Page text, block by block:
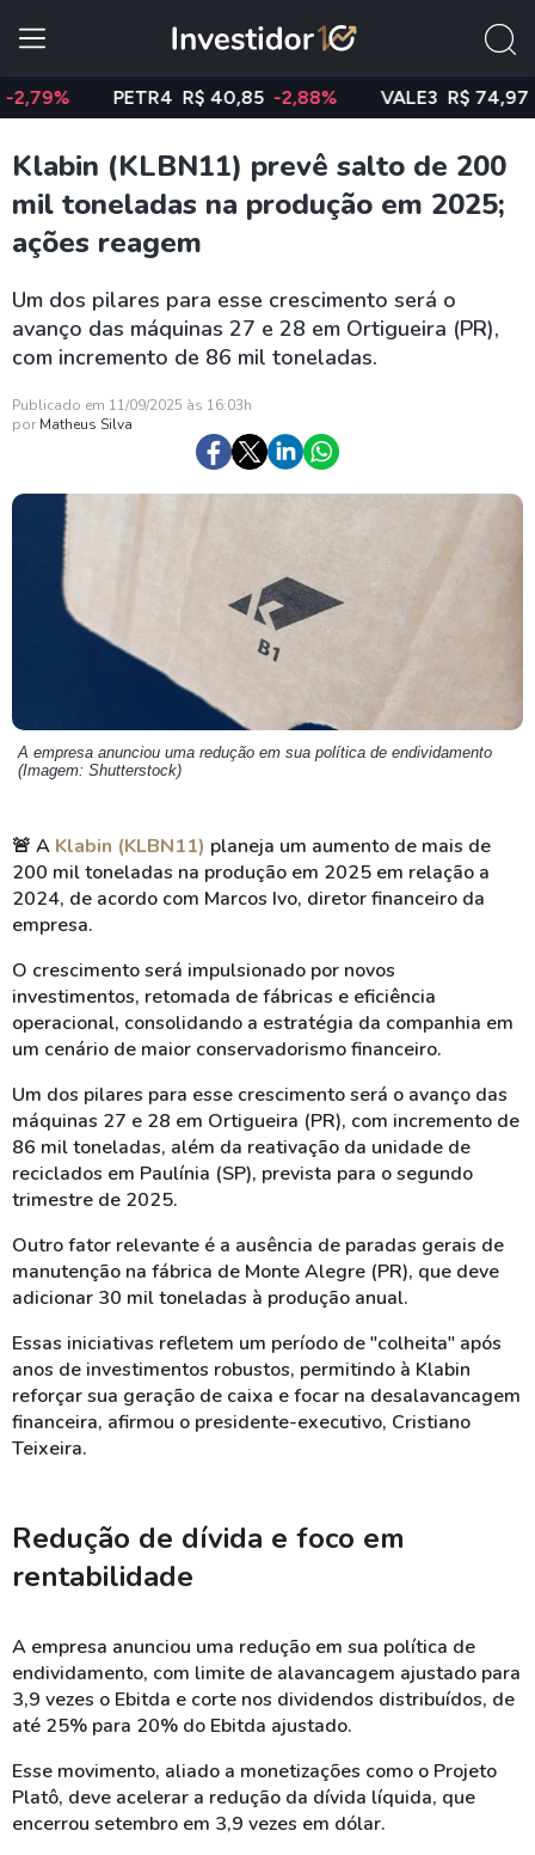
PETR4 R$ 40,85 -2,88% VALE3 R$ 74,97 -0,58%
Klabin (KLBN11) prevê salto de 200
mil toneladas na produção em 2025;
ações reagem
Um dos pilares para esse crescimento será o
avanço das máquinas 27 e 28 em Ortigueira (PR),
com incremento de 86 mil toneladas.
Publicado em 11/09/2025 às 16:03h
por Matheus Silva
A empresa anunciou uma redução em sua política de endividamento
(Imagem: Shutterstock)
🚨 A Klabin (KLBN11) planeja um aumento de mais de
200 mil toneladas na produção em 2025 em relação a
2024, de acordo com Marcos Ivo, diretor financeiro da
empresa.
O crescimento será impulsionado por novos
investimentos, retomada de fábricas e eficiência
operacional, consolidando a estratégia da companhia em
um cenário de maior conservadorismo financeiro.
Um dos pilares para esse crescimento será o avanço das
máquinas 27 e 28 em Ortigueira (PR), com incremento de
86 mil toneladas, além da reativação da unidade de
reciclados em Paulínia (SP), prevista para o segundo
trimestre de 2025.
Outro fator relevante é a ausência de paradas gerais de
manutenção na fábrica de Monte Alegre (PR), que deve
adicionar 30 mil toneladas à produção anual.
Essas iniciativas refletem um período de "colheita" após
anos de investimentos robustos, permitindo à Klabin
reforçar sua geração de caixa e focar na desalavancagem
financeira, afirmou o presidente-executivo, Cristiano
Teixeira.
Redução de dívida e foco em
rentabilidade
A empresa anunciou uma redução em sua política de
endividamento, com limite de alavancagem ajustado para
3,9 vezes o Ebitda e corte nos dividendos distribuídos, de
até 25% para 20% do Ebitda ajustado.
Esse movimento, aliado a monetizações como o Projeto
Platô, deve acelerar a redução da dívida líquida, que
encerrou setembro em 3,9 vezes em dólar.